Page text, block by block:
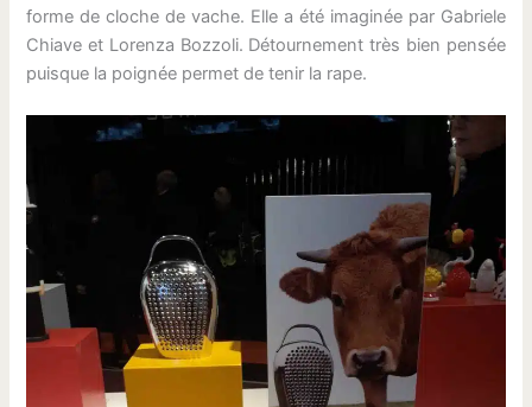
forme de cloche de vache. Elle a été imaginée par Gabriele
Chiave et Lorenza Bozzoli. Détournement très bien pensée
puisque la poignée permet de tenir la rape.